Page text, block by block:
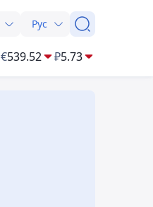
Рус
€539.52 ₽5.73